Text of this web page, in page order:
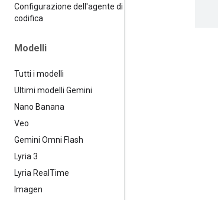
Configurazione dell'agente di
codifica
Modelli
Tutti i modelli
Ultimi modelli Gemini
Nano Banana
Veo
Gemini Omni Flash
Lyria 3
Lyria Real Time
Imagen